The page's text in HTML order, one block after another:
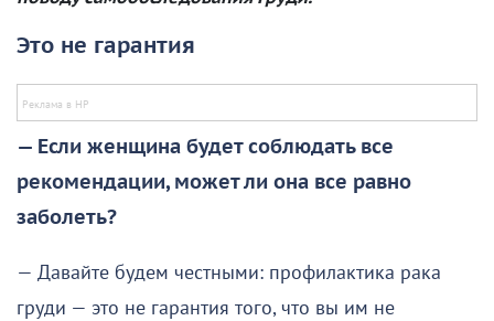
Это не гарантия
— Если женщина будет соблюдать все
рекомендации, может ли она все равно
заболеть?
— Давайте будем честными: профилактика рака
груди — это не гарантия того, что вы им не